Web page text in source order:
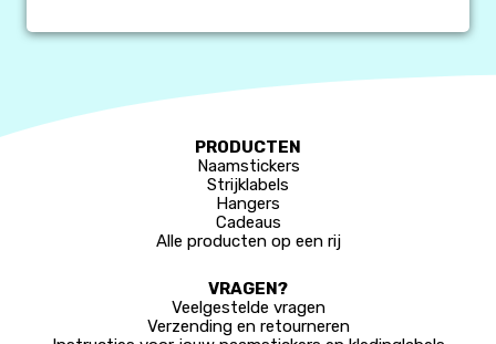
PRODUCTEN
Naamstickers
Strijklabels
Hangers
Cadeaus
Alle producten op een rij
VRAGEN?
Veelgestelde vragen
Verzending en retourneren